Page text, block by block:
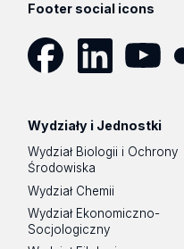
Footer social icons
Wydziały i Jednostki
Wydział Biologii i Ochrony
Środowiska
Wydział Chemii
Wydział Ekonomiczno-
Socjologiczny